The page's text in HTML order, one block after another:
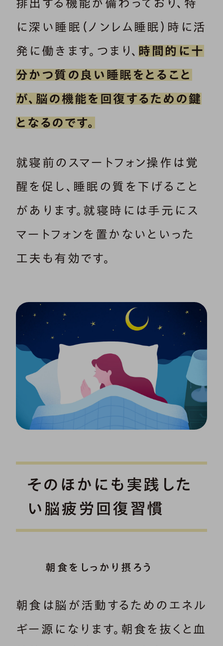
排出する機能が備わっており、特
に深い睡眠（ノンレム睡眠）時に活
発に働きます。つまり、 時間的に十
分かつ質の良い睡眠をとること
が、脳の機能を回復するための鍵
となるのです。
就寝前のスマートフォン操作は覚
醒を促し、睡眠の質を下げること
があります。就寝時には手元にス
マートフォンを置かないといった
工夫も有効です。
そのほかにも実践した
い脳疲労回復習慣
朝食をしっかり摂ろう
朝食は脳が活動するためのエネル
ギー源になります。朝食を抜くと血